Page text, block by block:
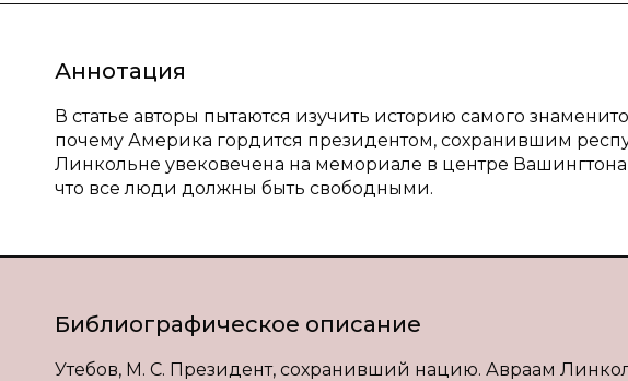
Аннотация
В статье авторы пытаются изучить историю самого
почему Америка гордится президентом, сохранившим
Линкольне увековечена на мемориале в центре
что все люди должны быть свободными.
Библиографическое описание
Утебов, М. С. Президент, сохранивший нацию. Авраам